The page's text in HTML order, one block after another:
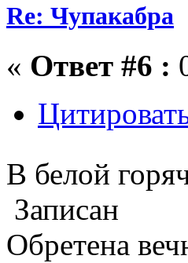
Re: Чупакабра
« Ответ #6 :
В белой
Записан
Обретена